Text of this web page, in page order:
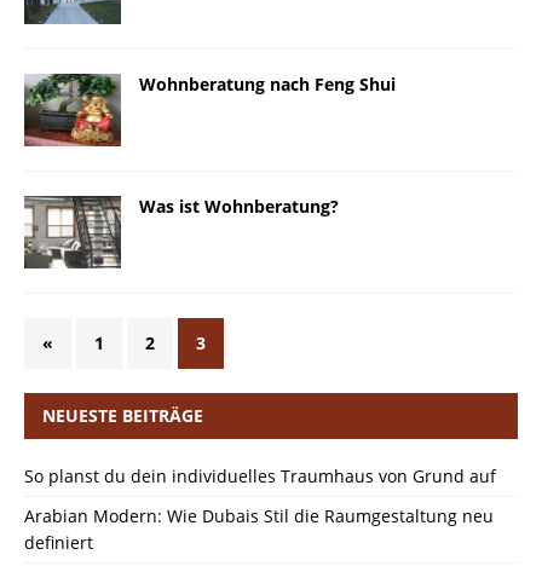
Wohnberatung nach Feng Shui
Was ist Wohnberatung?
« 1 2 3
NEUESTE BEITRÄGE
So planst du dein individuelles Traumhaus von Grund auf
Arabian Modern: Wie Dubais Stil die Raumgestaltung neu
definiert